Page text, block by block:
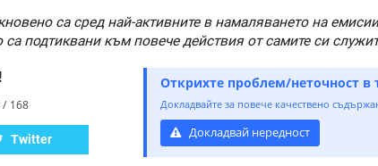
са сред най-активните в намаляването на
са подтиквани към повече действия от самите си
168
Twitter
Открихте проблем/неточност в
Докладвайте за повече качествено
Докладвай нередност